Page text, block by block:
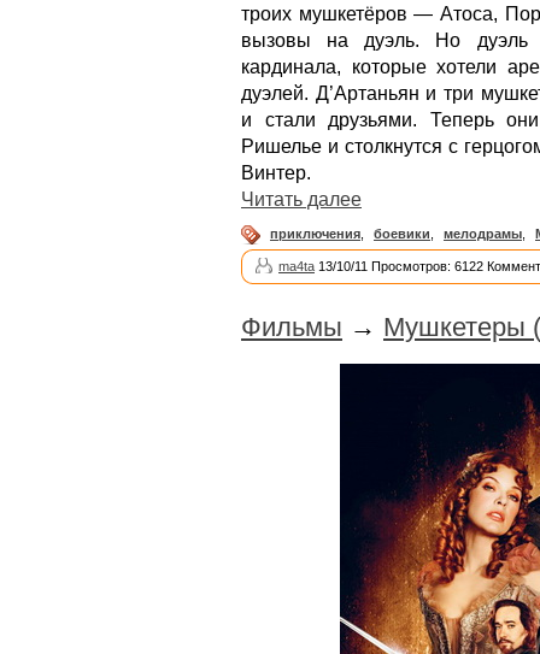
троих мушкетёров — Атоса,
вызовы на дуэль. Но дуэль
кардинала, которые хотели
дуэлей. Д’Артаньян и три
и стали друзьями. Теперь
Ришелье и столкнутся с
Винтер.
Читать далее
приключения боевики мелодрамы
ma4ta 13/10/11 Просмотров: 6122
Фильмы → Мушкетеры